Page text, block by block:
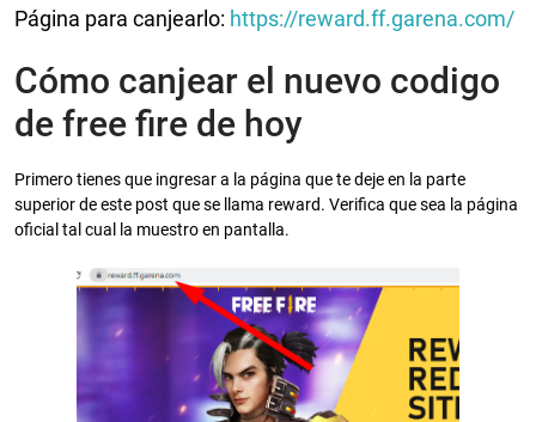
Página para canjearlo: https://reward.ff.garena.com/
Cómo canjear el nuevo codigo
de free fire de hoy
Primero tienes que ingresar a la página que te deje en la parte
superior de este post que se llama reward. Verifica que sea la página
oficial tal cual la muestro en pantalla.